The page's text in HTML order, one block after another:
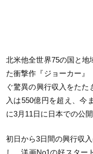
北米他全世界75の国と地
た衝撃作『ジョーカー』
ぐ驚異の興行収入をた
入は550億円を超え、今
に3月11日に日本での公開
初日から3日間の興行収
し、洋画No1の好スター